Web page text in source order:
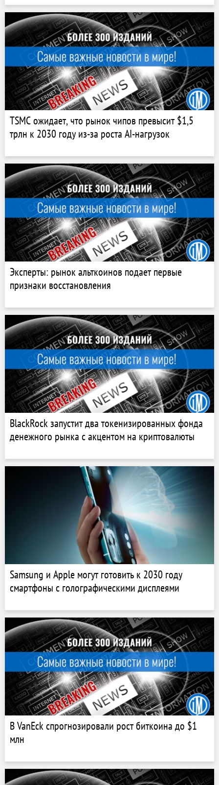
TSMC ожидает, что рынок чипов превысит $1,5
трлн к 2030 году из-за роста AI-нагрузок
Эксперты: рынок альткоинов подает первые
признаки восстановления
BlackRock запустит два токенизированных фонда
денежного рынка с акцентом на криптовалюты
Samsung и Apple могут готовить к 2030 году
смартфоны с голографическими дисплеями
В VanEck спрогнозировали рост биткоина до $1
млн